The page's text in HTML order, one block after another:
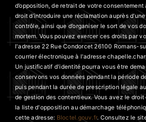
d’opposition, de retrait de votre
droit d’introduire une réclamation auprès
contrôle, ainsi que d’organiser le sort de vos
mortem. Vous pouvez exercer ces droits par
l'adresse 22 Rue Condorcet 26100 Romans-
courrier électronique à l'adresse
Un justificatif d'identité pourra vous être
conservons vos données pendant la période
puis pendant la durée de prescription légale
de gestion des contentieux. Vous avez le
la liste d'opposition au démarchage
cette adresse: Bloctel.gouv.fr. Consultez le